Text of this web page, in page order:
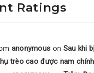
Ratings
anonymous on Sau khi
trèo cao được nam chính